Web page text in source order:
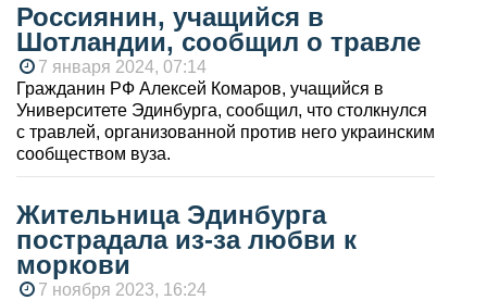
Россиянин, учащийся в
Шотландии, сообщил о травле
7 января 2024, 07:14
Гражданин РФ Алексей Комаров, учащийся в
Университете Эдинбурга, сообщил, что столкнулся
с травлей, организованной против него украинским
сообществом вуза.
Жительница Эдинбурга
пострадала из-за любви к
моркови
7 ноября 2023, 16:24